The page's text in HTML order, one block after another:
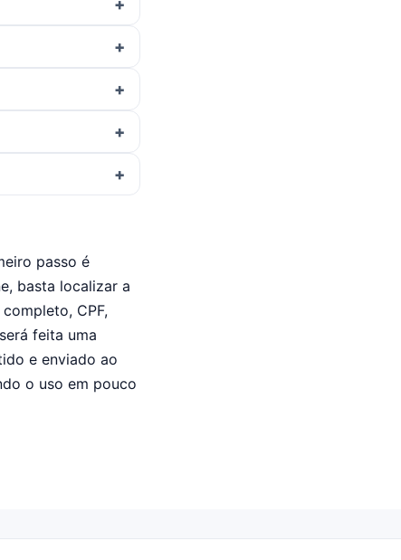
passo é
basta localizar a
CPF,
feita uma
e enviado ao
o uso em pouco